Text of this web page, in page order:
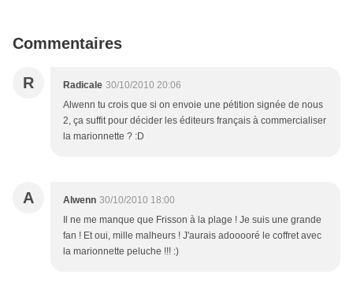
Commentaires
R Radicale 30/10/2010 20:06
Alwenn tu crois que si on envoie une pétition signée de nous
2, ça suffit pour décider les éditeurs français à commercialiser
la marionnette ? :D
A Alwenn 30/10/2010 18:00
Il ne me manque que Frisson à la plage ! Je suis une grande
fan ! Et oui, mille malheurs ! J'aurais adooooré le coffret avec
la marionnette peluche !!! :)